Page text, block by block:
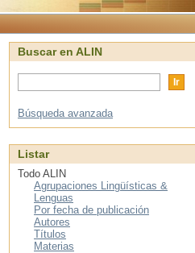
Buscar en ALIN
Búsqueda avanzada
Listar
Todo ALIN
Agrupaciones Lingüísticas &
Lenguas
Por fecha de publicación
Autores
Títulos
Materias